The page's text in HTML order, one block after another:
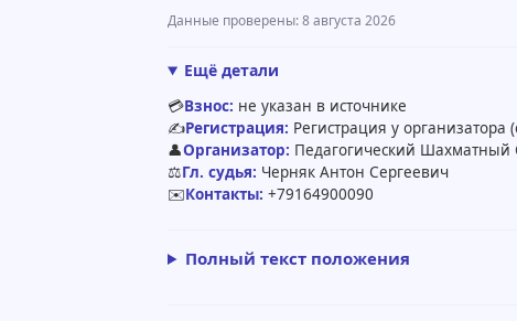
Данные проверены: 8 августа 2026
Ещё детали
💳Взнос: не указан в источнике
✍️Регистрация: Регистрация у
👤Организатор: Педагогический Шахматный
⚖️Гл. судья: Черняк Антон Сергеевич
✉️Контакты: +79164900090
Полный текст положения